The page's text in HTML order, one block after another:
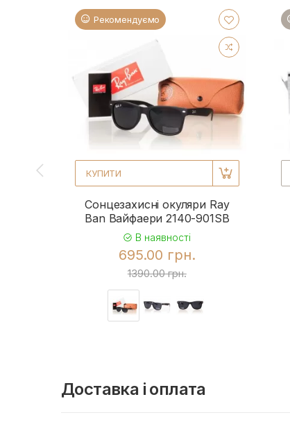
Рекомендуємо
КУПИТИ
Сонцезахисні окуляри Ray
Ban Вайфаери 2140-901SB
В наявності
695.00 грн.
1390.00 грн.
Доставка і оплата